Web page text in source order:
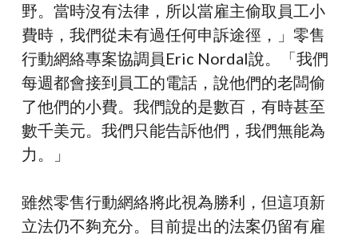
野。當時沒有法律，所以當雇主偷取員工小
費時，我們從未有過任何申訴途徑，」零售
行動網絡專案協調員Eric Nordal說。「我們
每週都會接到員工的電話，說他們的老闆偷
了他們的小費。我們說的是數百，有時甚至
數千美元。我們只能告訴他們，我們無能為
力。」
雖然零售行動網絡將此視為勝利，但這項新
立法仍不夠充分。目前提出的法案仍留有雇